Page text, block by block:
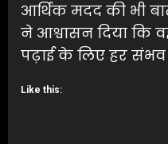
आर्थिक मदद की भी
ने आश्वासन दिया कि
पढ़ाई के लिए हर
Like this: